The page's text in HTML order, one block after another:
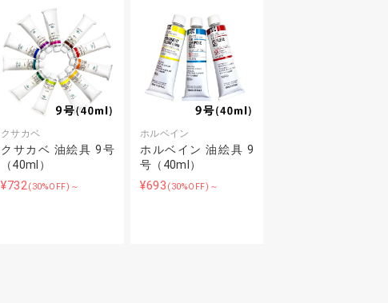
クサカベ
クサカベ 油絵具 9号
（40ml）
¥732(30%OFF)～
ホルベイン
ホルベイン 油絵具 9
号（40ml）
¥693 (30%OFF)～